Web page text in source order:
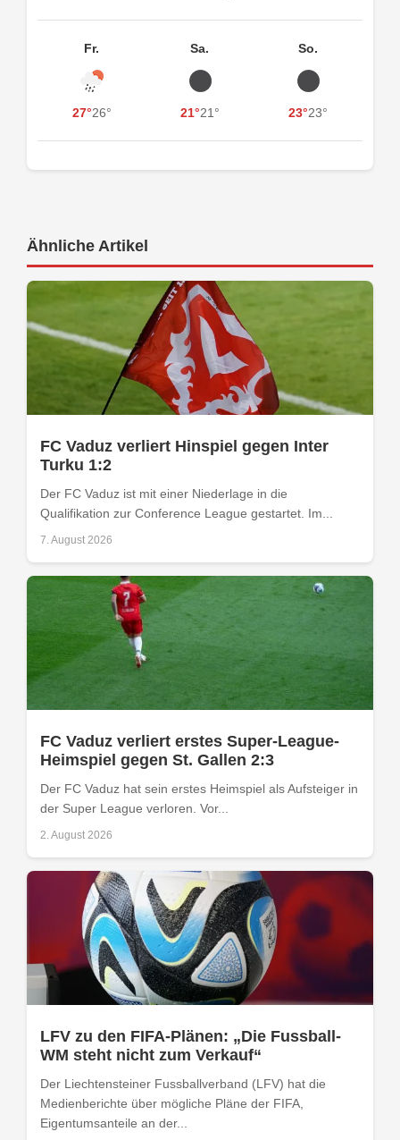
Fr.
27°26°
Sa.
21°21°
So.
23°23°
Ähnliche Artikel
FC Vaduz verliert Hinspiel gegen Inter
Turku 1:2
Der FC Vaduz ist mit einer Niederlage in die
Qualifikation zur Conference League gestartet. Im...
7. August 2026
FC Vaduz verliert erstes Super-League-
Heimspiel gegen St. Gallen 2:3
Der FC Vaduz hat sein erstes Heimspiel als Aufsteiger in
der Super League verloren. Vor...
2. August 2026
LFV zu den FIFA-Plänen: „Die Fussball-
WM steht nicht zum Verkauf“
Der Liechtensteiner Fussballverband (LFV) hat die
Medienberichte über mögliche Pläne der FIFA,
Eigentumsanteile an der...